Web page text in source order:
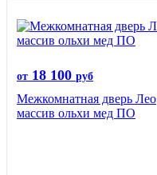
от 18 100 руб
Межкомнатная дверь Лео
массив ольхи мед ПО